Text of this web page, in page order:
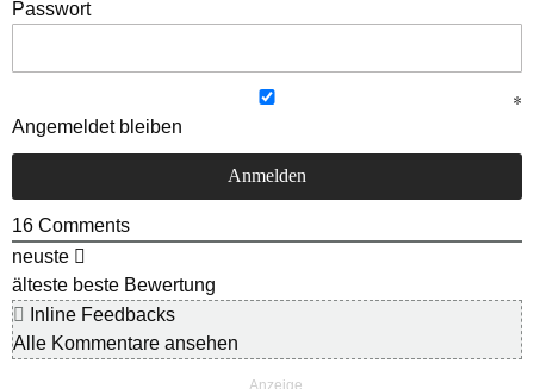
Passwort
Angemeldet bleiben
16 Comments
neuste
älteste beste Bewertung
Inline Feedbacks
Alle Kommentare ansehen